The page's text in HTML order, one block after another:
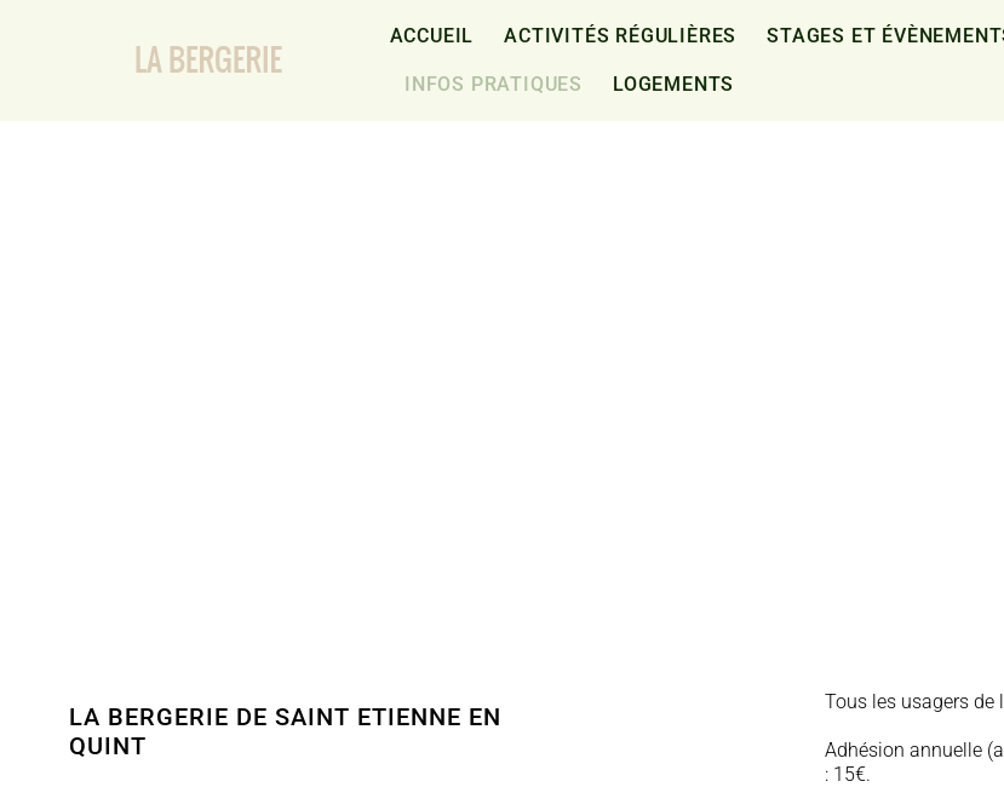
ACCUEIL ACTIVITÉS RÉGULIÈRES STAGES ET
INFOS PRATIQUES LOGEMENTS
LA BERGERIE DE SAINT ETIENNE EN
QUINT
Tous les usagers de
Adhésion annuelle
: 15€.